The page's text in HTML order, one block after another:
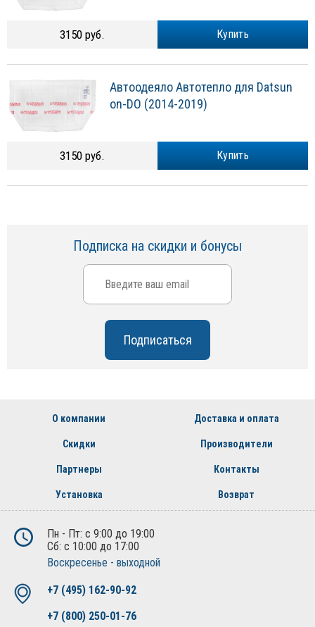
Купить
3150 руб.
Автоодеяло Автотепло для Datsun
on-DO (2014-2019)
Купить
3150 руб.
Подписка на скидки и бонусы
О компании Доставка и оплата
Скидки Производители
Партнеры Контакты
Установка Возврат
Пн - Пт: с 9:00 до 19:00
Сб: с 10:00 до 17:00
Воскресенье - выходной
+7 (495) 162-90-92
+7 (800) 250-01-76